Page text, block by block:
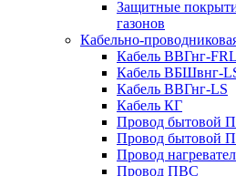
Защитные
газонов
Кабельно-
Кабель ВВГнг-
Кабель ВБШвнг-
Кабель ВВГнг-LS
Кабель КГ
Провод
Провод
Провод
Провод ПВС